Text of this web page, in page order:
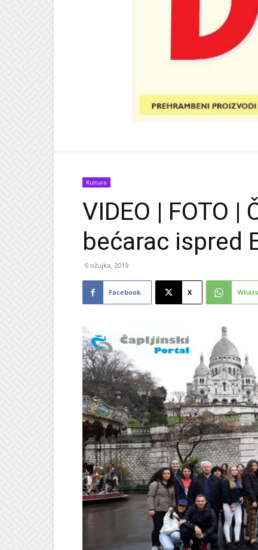
Kultura
VIDEO | FOTO
bećarac ispred
6 ožujka, 2019
Facebook X